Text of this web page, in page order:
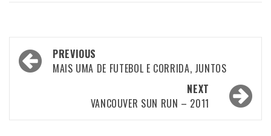
Post
navigation
PREVIOUS
MAIS UMA DE FUTEBOL E CORRIDA, JUNTOS
NEXT
VANCOUVER SUN RUN – 2011